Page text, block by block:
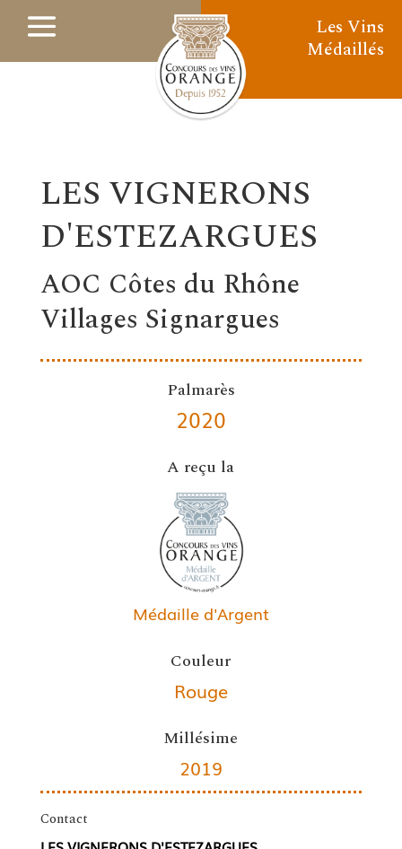
Les Vins
Médaillés
LES VIGNERONS
D'ESTEZARGUES
AOC Côtes du Rhône
Villages Signargues
Palmarès
2020
A reçu la
Médaille d'Argent
Couleur
Rouge
Millésime
2019
Contact